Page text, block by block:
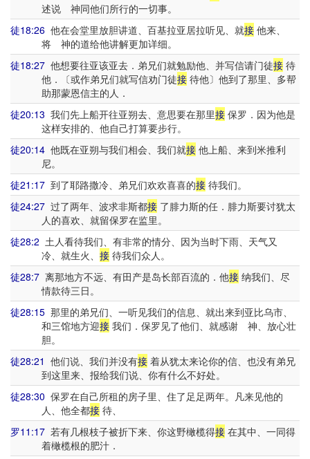
述说 神同他们所行的一切事。
徒18:26 他在会堂里放胆讲道、百基拉亚居拉听见、就接 他来、
将 神的道给他讲解更加详细。
徒18:27 他想要往亚该亚去．弟兄们就勉励他、并写信请门徒接 待
他．〔或作弟兄们就写信劝门徒接待他〕他到了那里、多帮
助那蒙恩信主的人．
徒20:13 我们先上船开往亚朔去、意思要在那里接 保罗．因为他是
这样安排的、他自己打算要步行。
徒20:14 他既在亚朔与我们相会、我们就接 他上船、来到米推利
尼。
徒21:17 到了耶路撒冷、弟兄们欢欢喜喜的接 待我们。
徒24:27 过了两年、波求非斯都接 了腓力斯的任．腓力斯要讨犹太
人的喜欢、就留保罗在监里。
徒28:2 土人看待我们、有非常的情分、因为当时下雨、天气又
冷、就生火、 接待我们众人。
徒28:7 离那地方不远、有田产是岛长部百流的．他接 纳我们、尽
情款待三日。
徒28:15 那里的弟兄们、一听见我们的信息、就出来到亚比乌市、
和三馆地方迎接我们．保罗见了他们、就感谢 神、放心壮
胆。
徒28:21 他们说、我们并没有接 着从犹太来论你的信、也没有弟兄
到这里来、报给我们说、你有什么不好处。
徒28:30 保罗在自己所租的房子里、住了足足两年。凡来见他的
人、他全都接待、
罗11:17 若有几根枝子被折下来、你这野橄榄得接 在其中、一同得
着橄榄根的肥汁．